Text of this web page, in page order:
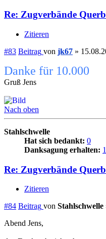
Re: Zugverbände
Zitieren
#83 Beitrag von jk67 »
Danke für 10.000
Gruß Jens
Nach oben
Stahlschwelle
Hat sich bedankt: 0
Danksagung erhalten:
Re: Zugverbände
Zitieren
#84 Beitrag von Stahlschwelle
Abend Jens,